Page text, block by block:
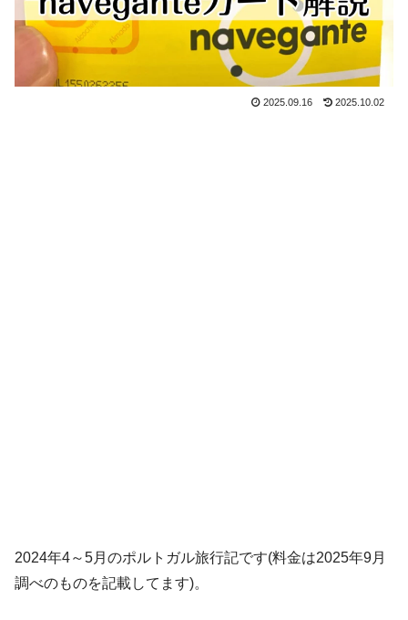
2025.09.16 2025.10.02
2024年4～5月のポルトガル旅行記です(料金は2025年9月
調べのものを記載してます)。